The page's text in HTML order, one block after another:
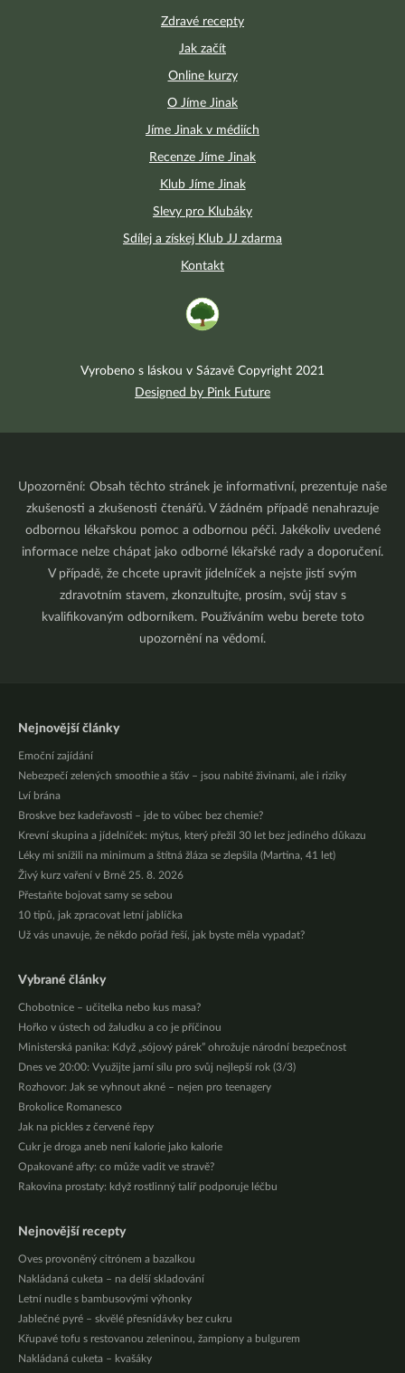
Zdravé recepty
Jak začít
Online kurzy
O Jíme Jinak
Jíme Jinak v médiích
Recenze Jíme Jinak
Klub Jíme Jinak
Slevy pro Klubáky
Sdílej a získej Klub JJ zdarma
Kontakt
Vyrobeno s láskou v Sázavě Copyright 2021
Designed by Pink Future
Upozornění: Obsah těchto stránek je informativní, prezentuje naše
zkušenosti a zkušenosti čtenářů. V žádném případě nenahrazuje
odbornou lékařskou pomoc a odbornou péči. Jakékoliv uvedené
informace nelze chápat jako odborné lékařské rady a doporučení.
V případě, že chcete upravit jídelníček a nejste jistí svým
zdravotním stavem, zkonzultujte, prosím, svůj stav s
kvalifikovaným odborníkem. Používáním webu berete toto
upozornění na vědomí.
Nejnovější články
Emoční zajídání
Nebezpečí zelených smoothie a šťáv – jsou nabité živinami, ale i riziky
Lví brána
Broskve bez kadeřavosti – jde to vůbec bez chemie?
Krevní skupina a jídelníček: mýtus, který přežil 30 let bez jediného důkazu
Léky mi snížili na minimum a štítná žláza se zlepšila (Martina, 41 let)
Živý kurz vaření v Brně 25. 8. 2026
Přestaňte bojovat samy se sebou
10 tipů, jak zpracovat letní jablíčka
Už vás unavuje, že někdo pořád řeší, jak byste měla vypadat?
Vybrané články
Chobotnice – učitelka nebo kus masa?
Hořko v ústech od žaludku a co je příčinou
Ministerská panika: Když „sójový párek” ohrožuje národní bezpečnost
Dnes ve 20:00: Využijte jarní sílu pro svůj nejlepší rok (3/3)
Rozhovor: Jak se vyhnout akné – nejen pro teenagery
Brokolice Romanesco
Jak na pickles z červené řepy
Cukr je droga aneb není kalorie jako kalorie
Opakované afty: co může vadit ve stravě?
Rakovina prostaty: když rostlinný talíř podporuje léčbu
Nejnovější recepty
Oves provoněný citrónem a bazalkou
Nakládaná cuketa – na delší skladování
Letní nudle s bambusovými výhonky
Jablečné pyré – skvělé přesnídávky bez cukru
Křupavé tofu s restovanou zeleninou, žampiony a bulgurem
Nakládaná cuketa – kvašáky